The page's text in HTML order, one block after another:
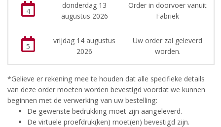
4
donderdag 13
augustus 2026
Order in doorvoer vanuit
Fabriek
5
vrijdag 14 augustus
2026
Uw order zal geleverd
worden.
*Gelieve er rekening mee te houden dat alle specifieke details
van deze order moeten worden bevestigd voordat we kunnen
beginnen met de verwerking van uw bestelling:
De gewenste bedrukking moet zijn aangeleverd.
De virtuele proefdruk(ken) moet(en) bevestigd zijn.